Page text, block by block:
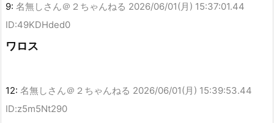
9: 名無しさん＠２ちゃんねる 2026/06/01(月) 15:37:01.44
ID:49KDHded0
ワロス
12: 名無しさん＠２ちゃんねる 2026/06/01(月) 15:39:53.44
ID:z5m5Nt290